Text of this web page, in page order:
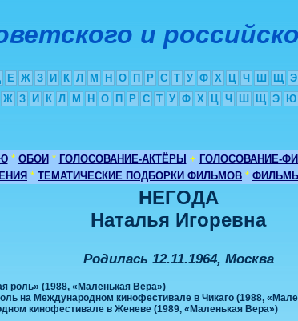
и
Е Ж З И К Л М Н О П Р С Т У Ф Х Ц Ч Ш Щ Э
Ж З И К Л М Н О П Р С Т У Ф Х Ц Ч Ш Щ Э Ю
* ОБОИ * ГОЛОСОВАНИЕ-АКТЁРЫ + ГОЛОСОВАНИЕ-
* ТЕМАТИЧЕСКИЕ ПОДБОРКИ ФИЛЬМОВ *
НЕГОДА
Наталья Игоревна
Родилась 12.11.1964, Москва
роль» (1988, «Маленькая Вера»)
на Международном кинофестивале в Чикаго (1988,
кинофестивале в Женеве (1989, «Маленькая Вера»)